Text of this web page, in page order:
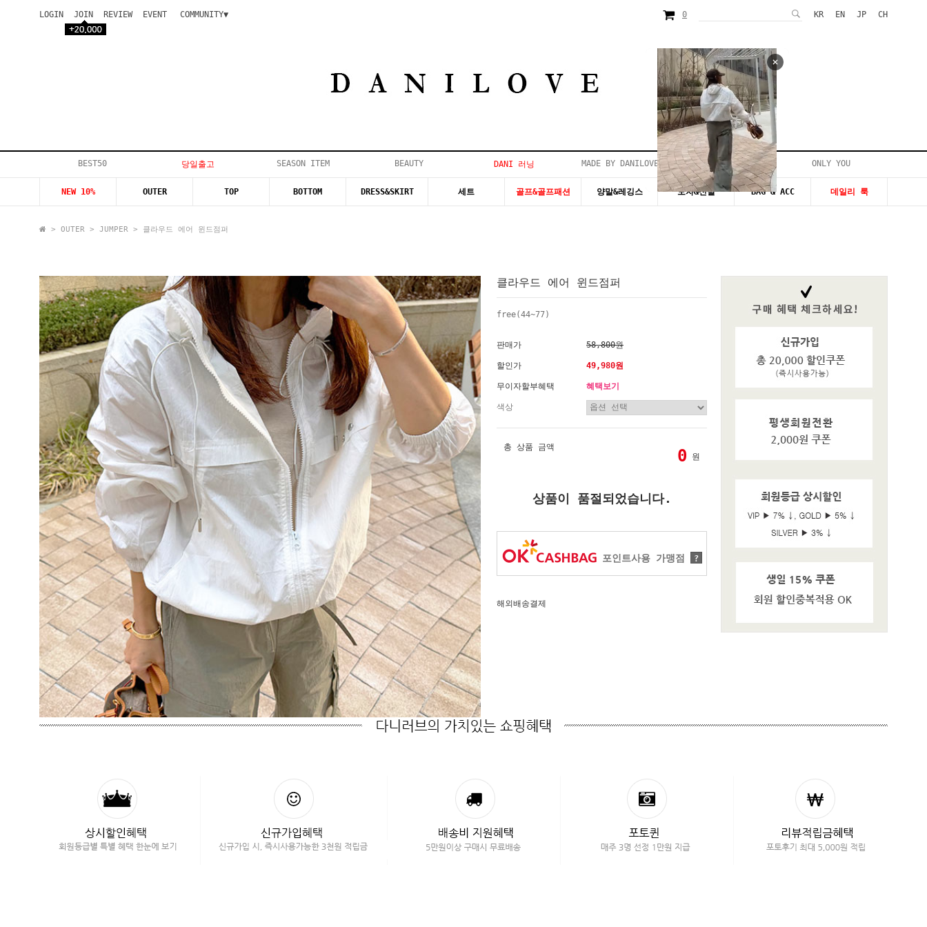
LOGIN JOIN REVIEW EVENT
COMMUNITY▼
입고지연
0 KR EN JP CH
BEST50 당일출고 SEASON ITEM BEAUTY DANI 러닝 MADE BY DANILOVE 시즌20~50%세일 ONLY YOU
NEW 10% OUTER TOP BOTTOM DRESS&SKIRT 세트 골프&골프패션 양말&레깅스 모자&신발 BAG & ACC 데일리 룩
> OUTER > JUMPER > 클라우드 에어 윈드점퍼
클라우드 에어 윈드점퍼
free(44~77)
판매가 58,800원
할인가 49,980원
무이자할부혜택 혜택보기
색상
총 상품 금액 0 원
상품이 품절되었습니다.
포인트사용 가맹점 ?
해외배송결제